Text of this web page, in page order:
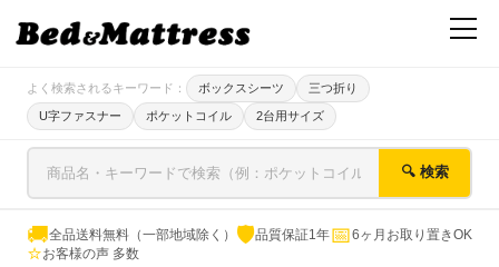
よく検索されるキーワード： ボックスシーツ 三つ折り
U字ファスナー ポケットコイル 2台用サイズ
🔍 検索
🚚全品送料無料（一部地域除く） 🛡品質保証1年📅6ヶ月お取り置きOK
⭐お客様の声 多数